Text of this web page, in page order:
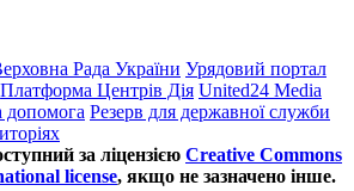
Рада України Урядовий портал
Платформа Центрів Дія United24 Media
допомога Резерв для державної служби
за ліцензією Creative Commons
license, якщо не зазначено інше.